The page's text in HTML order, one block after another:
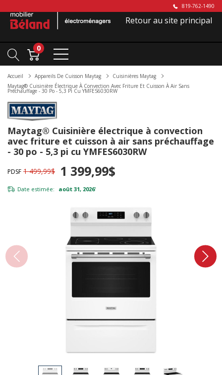
819-762-1490
Retour au site principal
0
Accueil Appareils De Cuisson Maytag
Cuisinières Maytag
Maytag® Cuisinière Électrique À Convection Avec Friture Et Cuisson À Air Sans
Préchauffage - 30 Po - 5,3 Pi Cu YMFES6030RW
Maytag® Cuisinière électrique à convection
avec friture et cuisson à air sans préchauffage
- 30 po - 5,3 pi cu YMFES6030RW
PDSF 1 499,99$ 1 399,99$
Date estimée: août 31, 2026*